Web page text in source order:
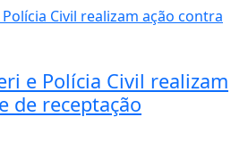
e Polícia Civil realizam
de receptação